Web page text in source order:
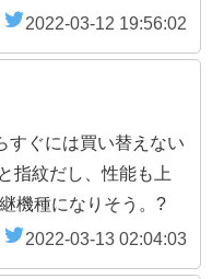
2022-03-12 19:56:02
すぐには買い替えない
指紋だし、性能も上
機種になりそう。?
2022-03-13 02:04:03